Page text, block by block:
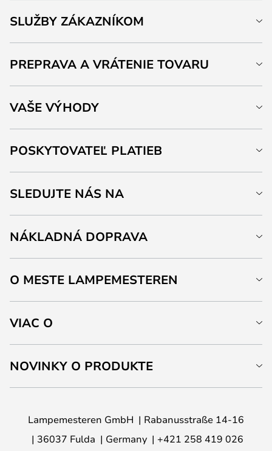
SLUŽBY ZÁKAZNÍKOM
PREPRAVA A VRÁTENIE TOVARU
VAŠE VÝHODY
POSKYTOVATEĽ PLATIEB
SLEDUJTE NÁS NA
NÁKLADNÁ DOPRAVA
O MESTE LAMPEMESTEREN
VIAC O
NOVINKY O PRODUKTE
Lampemesteren GmbH
Rabanusstraße 14-16
36037 Fulda
Germany +421 258 419 026